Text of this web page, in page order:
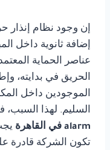
إن وجود نظام إنذار
إضافة ثانوية داخل
عناصر الحماية
الحريق في بدايته،
الموجودين داخل
السليم. لهذا السبب،
alarm في القاهرة
تكون الشركة قادرة